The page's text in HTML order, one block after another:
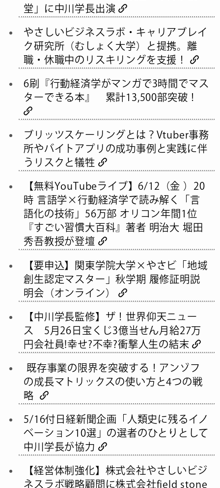
堂」に中川学長出演
やさしいビジネスラボ・キャリアブレイ
ク研究所（むしょく大学）と提携。離
職・休職中のリスキリングを支援！
6刷『行動経済学がマンガで3時間でマス
ターできる本』 累計13,500部突破！
ブリッツスケーリングとは？Vtuber事務
所やバイトアプリの成功事例と実践に伴
うリスクと犠牲
【無料YouTubeライブ】6/12（金 ）20
時 言語学×行動経済学で読み解く「言
語化の技術」56万部 オリコン年間1位
『すごい習慣大百科』著者 明治大 堀田
秀吾教授が登壇
【要申込】関東学院大学×やさビ「地域
創生認定マスター」秋学期 履修証明説
明会（オンライン）
【中川学長監修】ザ！世界仰天ニュー
ス 5月26日宝くじ3億当せん月給27万
円会社員!幸せ?不幸?衝撃人生の結末
既存事業の限界を突破する！アンゾフ
の成長マトリックスの使い方と4つの戦
略
5/16付日経新聞企画「人類史に残るイノ
ベーション10選」の選者のひとりとして
中川学長が協力
【経営体制強化】株式会社やさしいビジ
ネスラボ戦略顧問に株式会社field stone